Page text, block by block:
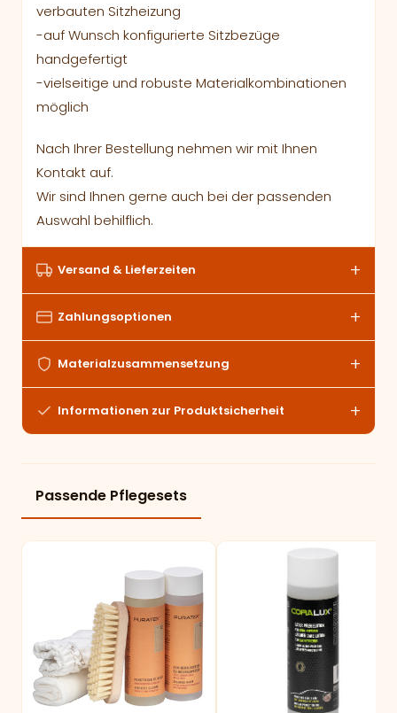
verbauten Sitzheizung
-auf Wunsch konfigurierte Sitzbezüge
handgefertigt
-vielseitige und robuste Materialkombinationen
möglich
Nach Ihrer Bestellung nehmen wir mit Ihnen
Kontakt auf.
Wir sind Ihnen gerne auch bei der passenden
Auswahl behilflich.
Versand & Lieferzeiten
Zahlungsoptionen
Materialzusammensetzung
Informationen zur Produktsicherheit
Passende Pflegesets